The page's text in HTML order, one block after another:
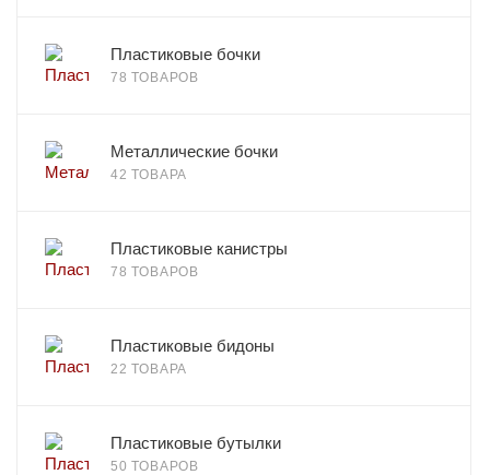
Пластиковые бочки
78 ТОВАРОВ
Металлические бочки
42 ТОВАРА
Пластиковые канистры
78 ТОВАРОВ
Пластиковые бидоны
22 ТОВАРА
Пластиковые бутылки
50 ТОВАРОВ